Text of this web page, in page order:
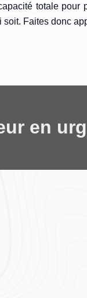
totale pour
Faites donc
en